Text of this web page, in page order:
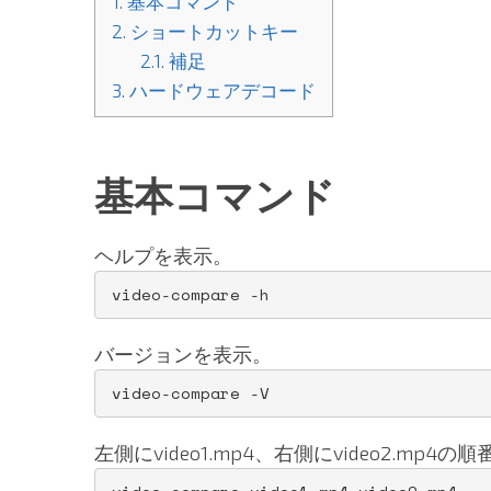
2. ショートカットキー
2.1. 補足
3. ハードウェアデコード
基本コマンド
ヘルプを表示。
video-compare -h
バージョンを表示。
video-compare -V
左側にvideo1.mp4、右側にvideo2.mp4の順